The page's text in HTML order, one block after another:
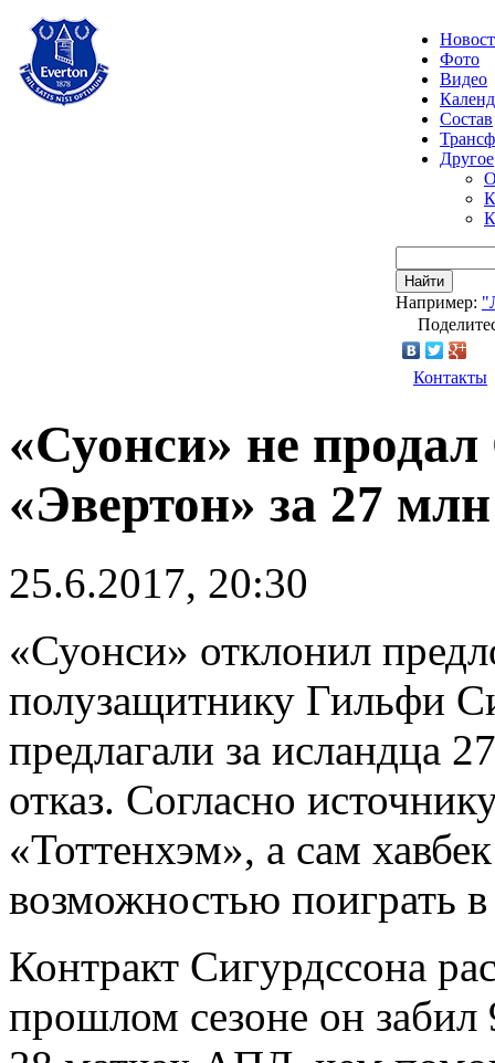
Фото
Видео
Состав
Другое
Найти
Например:
Контакты
«Суонси» не
«Эвертон» за 27
25.6.2017, 20:30
«Суонси» отклонил
полузащитнику Гильфи
предлагали за исландца
отказ. Согласно
«Тоттенхэм», а сам
возможностью поиграть в
Контракт Сигурдссона
прошлом сезоне он забил